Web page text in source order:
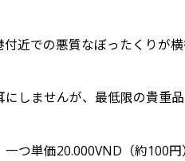
近での悪質なぼったくりが
しませんが、最低限の貴重
つ単価20.000VND（約100